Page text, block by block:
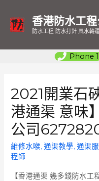
香港防水工程
防水工程 防水打針 風水轉
Phone 1
2021開業石
港通渠 意味
公司
維修水喉,通渠教學,通渠
程師
【香港通渠 幾多錢防水